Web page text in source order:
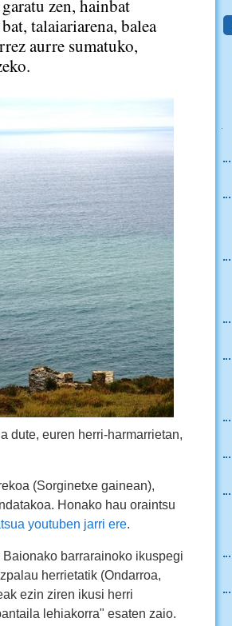
zen, hainbat
talaiariarena, balea
aurre sumatuko,
dute, euren herri-harmarrietan,
(Sorginetxe gainean),
Honako hau oraintsu
youtuben jarri ere.
barrarainoko ikuspegi
herrietatik (Ondarroa,
ezin ziren ikusi herri
lehiakorra" esaten zaio.